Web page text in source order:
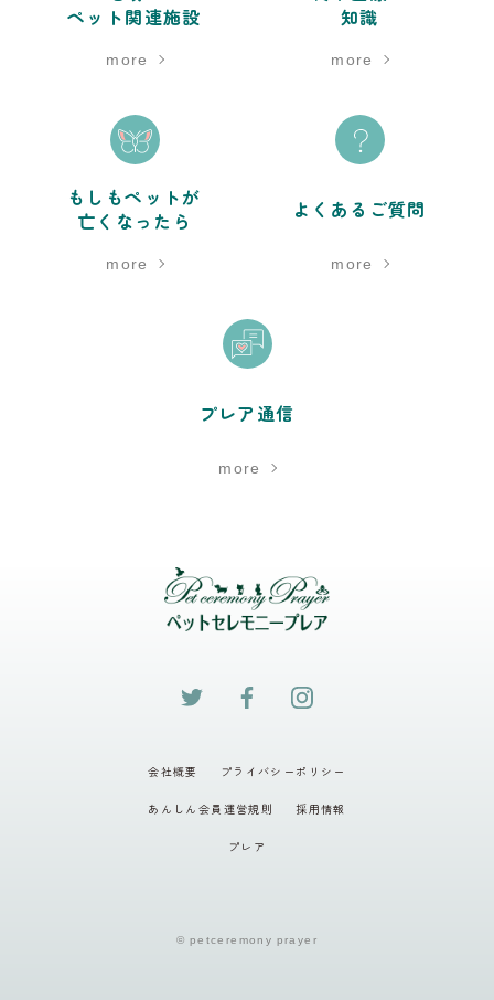
ペット関連施設
more
知識
more
もしもペットが
亡くなったら
more
よくあるご質問
more
プレア通信
more
会社概要 プライバシーポリシー
あんしん会員運営規則 採用情報
プレア
© petceremony prayer